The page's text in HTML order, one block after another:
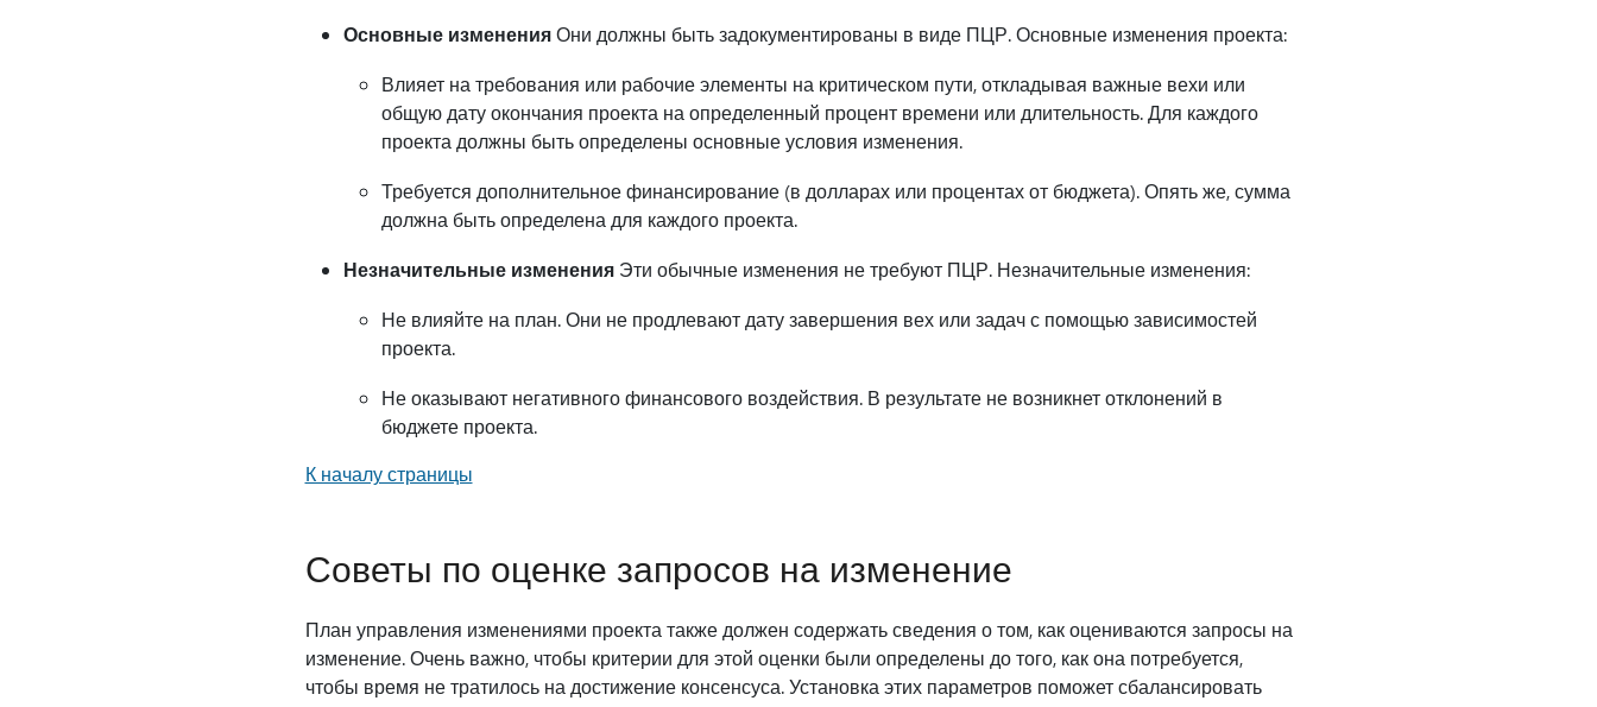
Основные измененияОни должны быть задокументированы в виде ПЦР. Основные изменения проекта:
Влияет на требования или рабочие элементы на критическом пути, откладывая важные вехи или
общую дату окончания проекта на определенный процент времени или длительность. Для каждого
проекта должны быть определены основные условия изменения.
Требуется дополнительное финансирование (в долларах или процентах от бюджета). Опять же, сумма
должна быть определена для каждого проекта.
Незначительные измененияЭти обычные изменения не требуют ПЦР. Незначительные изменения:
Не влияйте на план. Они не продлевают дату завершения вех или задач с помощью зависимостей
проекта.
Не оказывают негативного финансового воздействия. В результате не возникнет отклонений в
бюджете проекта.
К началу страницы
Советы по оценке запросов на изменение
План управления изменениями проекта также должен содержать сведения о том, как оцениваются запросы на
изменение. Очень важно, чтобы критерии для этой оценки были определены до того, как она потребуется,
чтобы время не тратилось на достижение консенсуса. Установка этих параметров поможет сбалансировать